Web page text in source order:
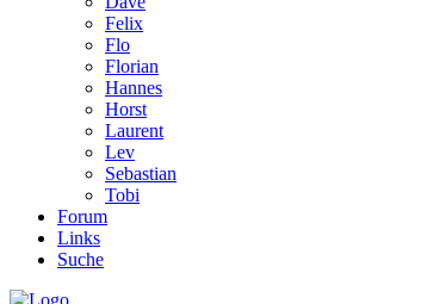
Felix
Flo
Florian
Hannes
Horst
Laurent
Lev
Sebastian
Tobi
Forum
Links
Suche